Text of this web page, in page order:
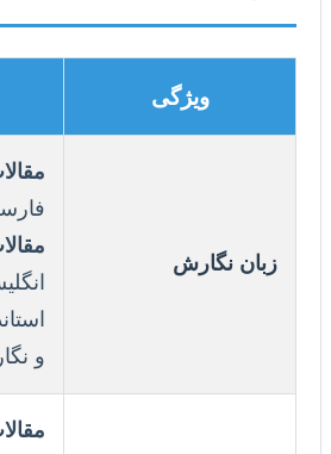
ویژگی
زبان نگارش
و